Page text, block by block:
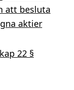
att besluta
aktier
22 §